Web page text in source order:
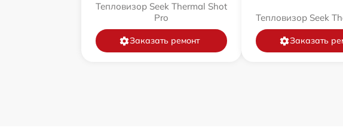
Тепловизор Seek Thermal Shot
Pro
Заказать ремонт
Тепловизор Seek
Заказать